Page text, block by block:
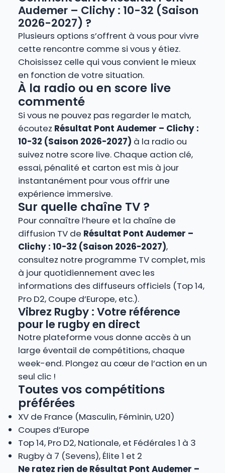
Audemer – Clichy : 10-32 (Saison
2026-2027) ?
Plusieurs options s’offrent à vous pour vivre
cette rencontre comme si vous y étiez.
Choisissez celle qui vous convient le mieux
en fonction de votre situation.
À la radio ou en score live
commenté
Si vous ne pouvez pas regarder le match,
écoutez Résultat Pont Audemer – Clichy :
10-32 (Saison 2026-2027) à la radio ou
suivez notre score live. Chaque action clé,
essai, pénalité et carton est mis à jour
instantanément pour vous offrir une
expérience immersive.
Sur quelle chaîne TV ?
Pour connaître l’heure et la chaîne de
diffusion TV de Résultat Pont Audemer –
Clichy : 10-32 (Saison 2026-2027),
consultez notre programme TV complet, mis
à jour quotidiennement avec les
informations des diffuseurs officiels (Top 14,
Pro D2, Coupe d’Europe, etc.).
Vibrez Rugby : Votre référence
pour le rugby en direct
Notre plateforme vous donne accès à un
large éventail de compétitions, chaque
week-end. Plongez au cœur de l’action en un
seul clic !
Toutes vos compétitions
préférées
XV de France (Masculin, Féminin, U20)
Coupes d’Europe
Top 14, Pro D2, Nationale, et Fédérales 1 à 3
Rugby à 7 (Sevens), Élite 1 et 2
Ne ratez rien de Résultat Pont Audemer –